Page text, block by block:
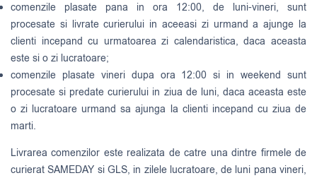
comenzile plasate pana in ora 12:00, de luni-vineri, sunt
procesate si livrate curierului in aceeasi zi urmand a ajunge la
clienti incepand cu urmatoarea zi calendaristica, daca aceasta
este si o zi lucratoare;
comenzile plasate vineri dupa ora 12:00 si in weekend sunt
procesate si predate curierului in ziua de luni, daca aceasta este
o zi lucratoare urmand sa ajunga la clienti incepand cu ziua de
marti.
Livrarea comenzilor este realizata de catre una dintre firmele de
curieratSAMEDAY si GLS, in zilele lucratoare, de luni pana vineri,